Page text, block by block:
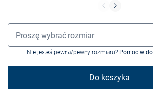
Wybór rozmiaru
Proszę wybrać rozmiar
Nie jesteś pewna/pewny rozmiaru? Pomoc w
Do koszyka